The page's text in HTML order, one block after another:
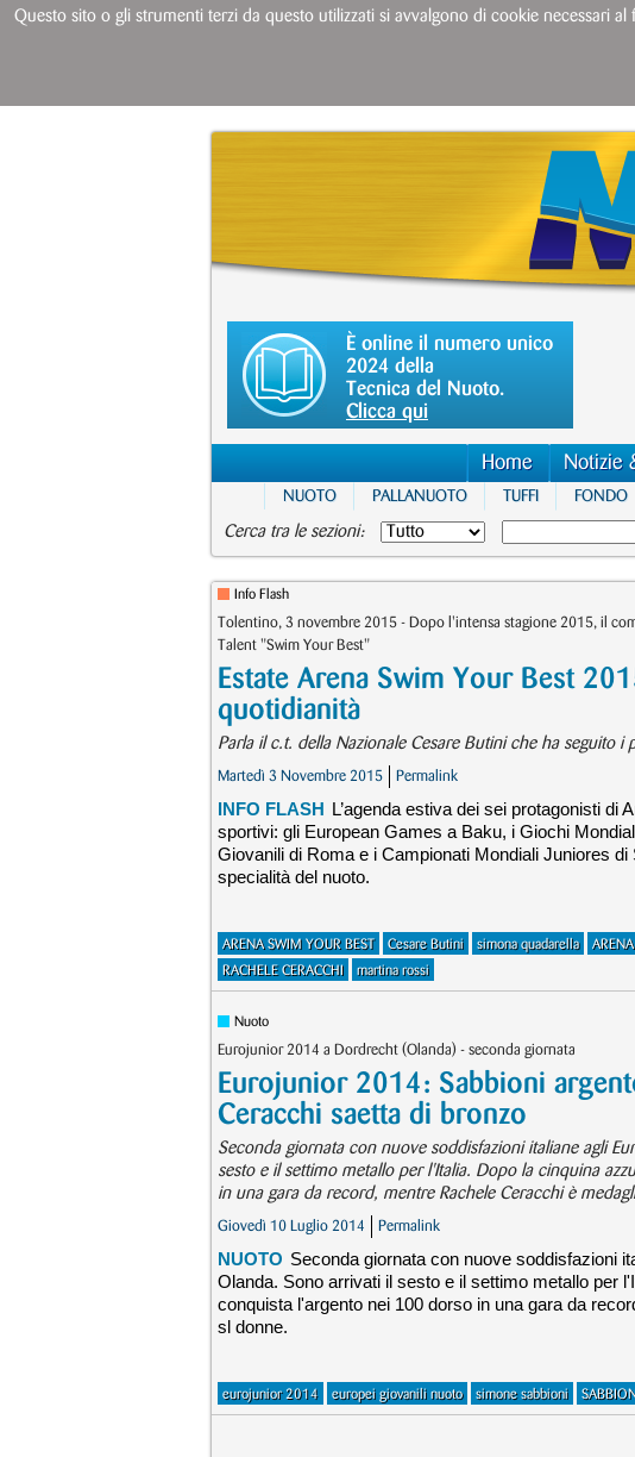
È online il numero unico
2024 della
Tecnica del Nuoto.
Clicca qui
Home Notizie
NUOTO PALLANUOTO TUFFI FONDO
Cerca tra le sezioni:
Info Flash
Tolentino, 3 novembre 2015 - Dopo l'intensa stagione 2015, il
Talent "Swim Your Best"
Estate Arena Swim Your Best
quotidianità
Parla il c.t. della Nazionale Cesare Butini che ha seguito
Martedì 3 Novembre 2015 Permalink
INFO FLASH L’agenda estiva dei sei protagonisti di
sportivi: gli European Games a Baku, i Giochi
Giovanili di Roma e i Campionati Mondiali Juniores
specialità del nuoto.
ARENA SWIM YOUR BEST Cesare Butini simona quadarella ARENA
RACHELE CERACCHI
martina rossi
Nuoto
Eurojunior 2014 a Dordrecht (Olanda) - seconda giornata
Eurojunior 2014: Sabbioni
Ceracchi saetta di bronzo
Seconda giornata con nuove soddisfazioni italiane agli
sesto e il settimo metallo per l'Italia. Dopo la cinquina
in una gara da record, mentre Rachele Ceracchi è
Giovedì 10 Luglio 2014 Permalink
NUOTO Seconda giornata con nuove soddisfazioni
Olanda. Sono arrivati il sesto e il settimo metallo per
conquista l'argento nei 100 dorso in una gara da
sl donne.
eurojunior 2014 europei giovanili nuoto simone sabbioni
Questo sito o gli strumenti terzi da questo utilizzati si avvalgono di cookie necessari